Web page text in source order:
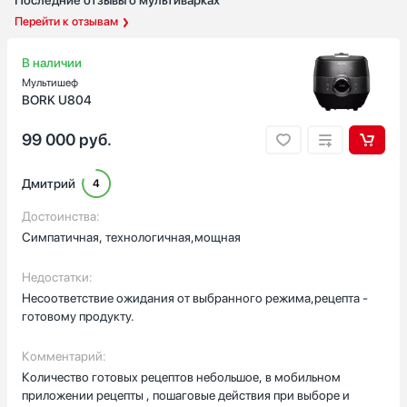
Перейти к отзывам
В наличии
Мультишеф
BORK U804
99 000 руб.
Дмитрий 4
Достоинства:
Симпатичная, технологичная,мощная
Недостатки:
Несоответствие ожидания от выбранного режима,рецепта -
готовому продукту.
Комментарий:
Количество готовых рецептов небольшое, в мобильном
приложении рецепты , пошаговые действия при выборе и